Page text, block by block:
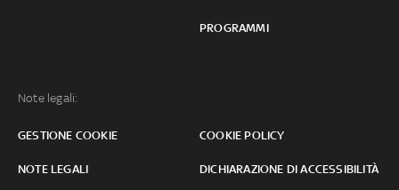
PROGRAMMI
Note legali:
GESTIONE COOKIE COOKIE POLICY
NOTE LEGALI DICHIARAZIONE DI ACCESSIBILITÀ